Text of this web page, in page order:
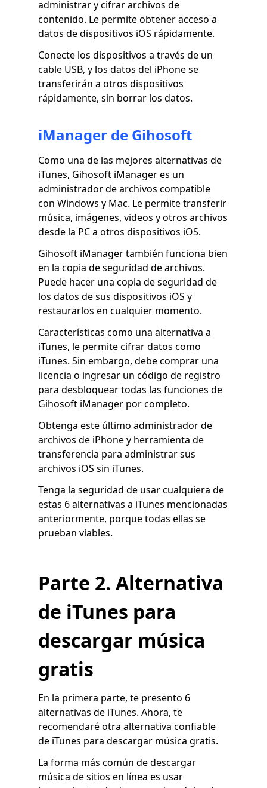
administrar y cifrar archivos de
contenido. Le permite obtener acceso a
datos de dispositivos iOS rápidamente.
Conecte los dispositivos a través de un
cable USB, y los datos del iPhone se
transferirán a otros dispositivos
rápidamente, sin borrar los datos.
iManager de Gihosoft
Como una de las mejores alternativas de
iTunes, Gihosoft iManager es un
administrador de archivos compatible
con Windows y Mac. Le permite transferir
música, imágenes, videos y otros archivos
desde la PC a otros dispositivos iOS.
Gihosoft iManager también funciona bien
en la copia de seguridad de archivos.
Puede hacer una copia de seguridad de
los datos de sus dispositivos iOS y
restaurarlos en cualquier momento.
Características como una alternativa a
iTunes, le permite cifrar datos como
iTunes. Sin embargo, debe comprar una
licencia o ingresar un código de registro
para desbloquear todas las funciones de
Gihosoft iManager por completo.
Obtenga este último administrador de
archivos de iPhone y herramienta de
transferencia para administrar sus
archivos iOS sin iTunes.
Tenga la seguridad de usar cualquiera de
estas 6 alternativas a iTunes mencionadas
anteriormente, porque todas ellas se
prueban viables.
Parte 2. Alternativa
de iTunes para
descargar música
gratis
En la primera parte, te presento 6
alternativas de iTunes. Ahora, te
recomendaré otra alternativa confiable
de iTunes para descargar música gratis.
La forma más común de descargar
música de sitios en línea es usar